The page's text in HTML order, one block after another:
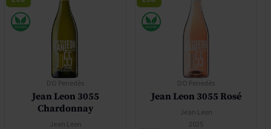
DO Penedès
Jean Leon 3055
Chardonnay
Jean Leon
DO Penedès
Jean Leon 3055 Rosé
Jean Leon
2025